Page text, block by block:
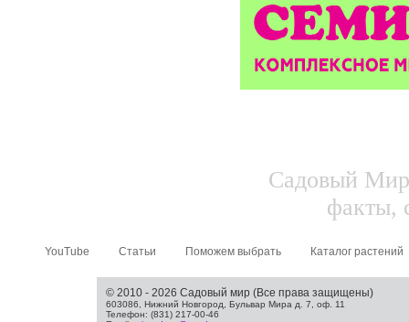
Садовый
факты,
YouTube Статьи Поможем выбрать Каталог растений
© 2010 - 2026 Садовый мир (Все права защищены)
603086, Нижний Новгород, Бульвар Мира д. 7, оф. 11
Телефон: (831) 217-00-46